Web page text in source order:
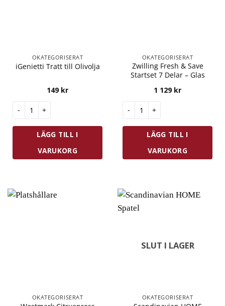
OKATEGORISERAT
iGenietti Tratt till Olivolja
149 kr
LÄGG TILL I
VARUKORG
OKATEGORISERAT
Zwilling Fresh & Save
Startset 7 Delar – Glas
1 129 kr
LÄGG TILL I
VARUKORG
OKATEGORISERAT
SLUT I LAGER
OKATEGORISERAT